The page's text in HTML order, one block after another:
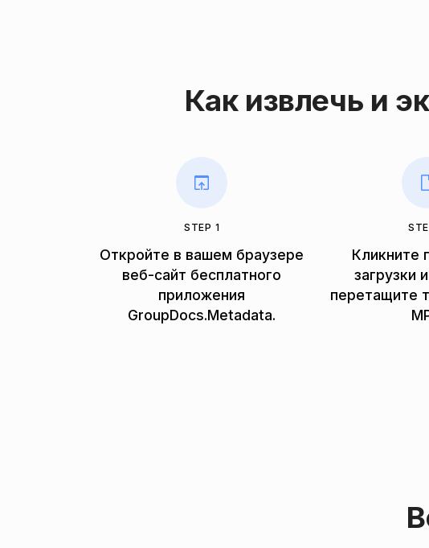
Как извлечь и
STEP 1
Откройте в вашем браузере
веб-сайт бесплатного
приложения
GroupDocs.Metadata.
Кликните
загрузки
перетащите